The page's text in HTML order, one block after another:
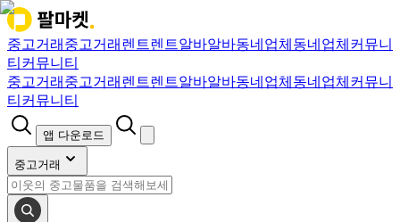
중고거래 중고거래 렌트렌트알바알바동네업체 동네업체 커뮤니
티 커뮤니티
중고거래 중고거래 렌트렌트알바알바동네업체 동네업체 커뮤니
티 커뮤니티
앱 다운로드
중고거래